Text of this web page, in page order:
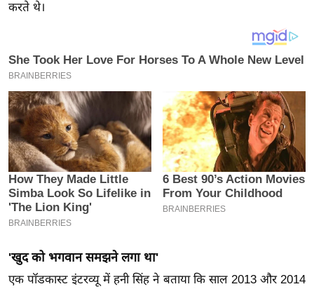
ब
खे
ल
क्रि
के
ट
I
P
L
2
2
6
करते थे।
'खुद को भगवान समझने लगा था'
एक पॉडकास्ट इंटरव्यू में हनी सिंह ने बताया कि साल 2013 और 2014